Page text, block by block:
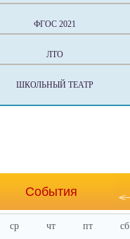
ФГОС 2021
ЛТО
ШКОЛЬНЫЙ ТЕАТР
События
ср чт пт сб